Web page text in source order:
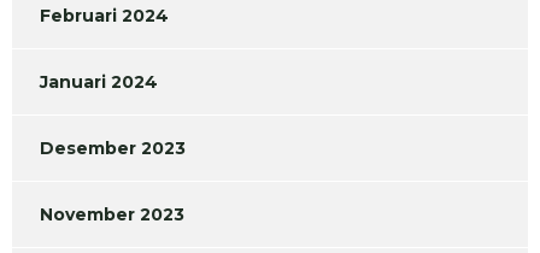
Februari 2024
Januari 2024
Desember 2023
November 2023